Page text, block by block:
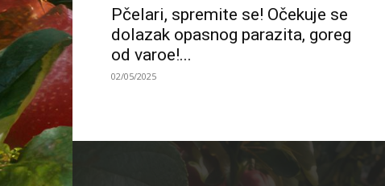
Pčelari, spremite se! Očekuje se
dolazak opasnog parazita, goreg
od varoe!...
02/05/2025